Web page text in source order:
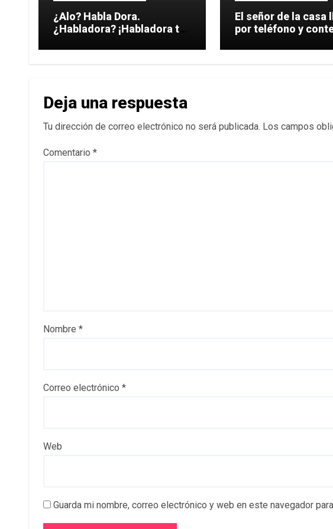
¿Alo? Habla Dora.
¿Habladora? ¡Habladora tu
El señor de la casa
por teléfono y
Deja una respuesta
Tu dirección de correo electrónico no será publicada. Los campos
Comentario *
Nombre *
Correo electrónico *
Web
Guarda mi nombre, correo electrónico y web en este navegador